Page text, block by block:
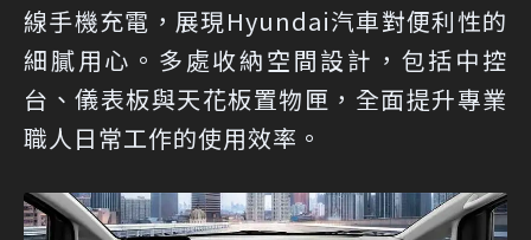
線手機充電，展現Hyundai汽車對便利性的
細膩用心。多處收納空間設計，包括中控
台、儀表板與天花板置物匣，全面提升專業
職人日常工作的使用效率。